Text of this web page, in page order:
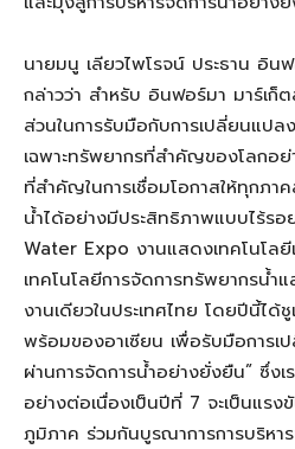
นายมนู เลียวไพโรจน์ ประธาน อิน
กล่าวว่า สำหรับ อินฟอร์มา มาร์เก็
ส่วนในการรับมือกับการเปลี่ยนแป
เฉพาะทรัพยากรที่สำคัญของโลกอย่
ที่สำคัญในการเชื่อมโอกาสให้ทุกภา
น้ำได้อย่างมีประสิทธิภาพแบบไร้ร
Water Expo งานแสดงเทคโนโลยี
เทคโนโลยีการจัดการทรัพยากรน้ำ
งานเดียวในประเทศไทย โดยปีนี้ได้
พร้อมของอาเซียน เพื่อรับมือการ
ผ่านการจัดการน้ำอย่างยั่งยืน” ซึ่งเ
อย่างต่อเนื่องเป็นปีที่ 7 จะเป็นแร
ภูมิภาค ร่วมกันบูรณาการการบริหา